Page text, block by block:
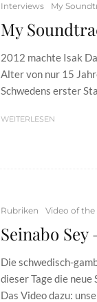
Interviews My
My
2012 machte Isak
Alter von nur 15
Schwedens erster
WEITERLESEN
Rubriken Video of the
Seinabo Sey
Die schwedisch-
dieser Tage die
Das Video dazu: